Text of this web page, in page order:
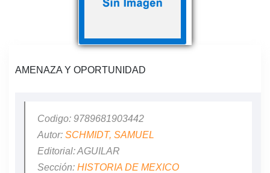
AMENAZA Y OPORTUNIDAD
Codigo: 9789681903442
Autor: SCHMIDT, SAMUEL
Editorial: AGUILAR
Sección: HISTORIA DE MEXICO